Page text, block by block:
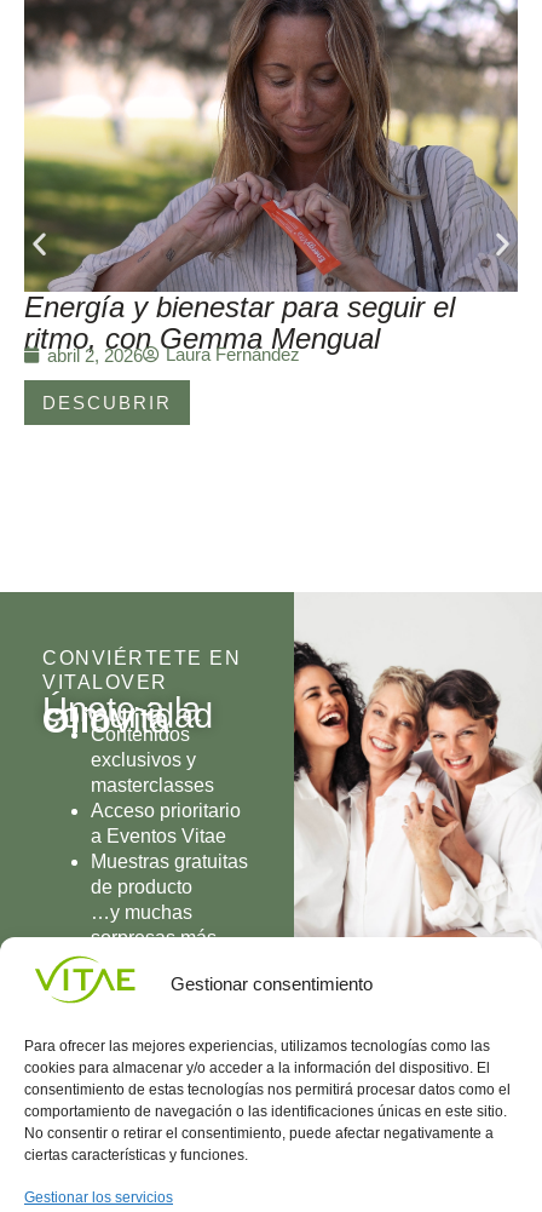
Gestionar consentimiento
Para ofrecer las mejores experiencias, utilizamos tecnologías como las
cookies para almacenar y/o acceder a la información del dispositivo. El
consentimiento de estas tecnologías nos permitirá procesar datos como el
comportamiento de navegación o las identificaciones únicas en este sitio.
No consentir o retirar el consentimiento, puede afectar negativamente a
ciertas características y funciones.
Gestionar los servicios
Energía y bienestar para seguir el
ritmo, con Gemma Mengual
abril 2, 2026 Laura Fernández
DESCUBRIR
CONVIÉRTETE EN
VITALOVER
Únete a la
comunidad
OlioVita
Contenidos
exclusivos y
masterclasses
Acceso prioritario
a Eventos Vitae
Muestras gratuitas
de producto
…y muchas
sorpresas más
UNIRME
Conocenos
Vitae
l
Política
de
(+34)
935